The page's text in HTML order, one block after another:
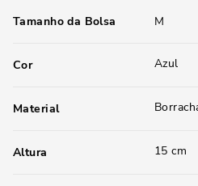
Tamanho da Bolsa M
Cor Azul
Material
Altura 15 cm